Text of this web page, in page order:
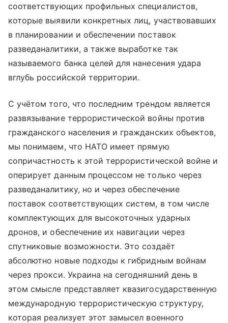
соответствующих профильных специалистов,
которые выявили конкретных лиц, участвовавших
в планировании и обеспечении поставок
разведаналитики, а также выработке так
называемого банка целей для нанесения удара
вглубь российской территории.
С учётом того, что последним трендом является
развязывание террористической войны против
гражданского населения и гражданских объектов,
мы понимаем, что НАТО имеет прямую
сопричастность к этой террористической войне и
оперирует данным процессом не только через
разведаналитику, но и через обеспечение
поставок соответствующих систем, в том числе
комплектующих для высокоточных ударных
дронов, и обеспечение их навигации через
спутниковые возможности. Это создаёт
абсолютно новые подходы к гибридным войнам
через прокси. Украина на сегодняшний день в
этом смысле представляет квазигосударственную
международную террористическую структуру,
которая реализует этот замысел военного